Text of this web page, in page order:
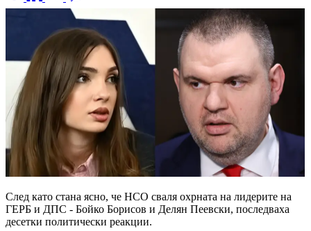
След като стана ясно, че НСО сваля охрната на лидерите на
ГЕРБ и ДПС - Бойко Борисов и Делян Пеевски, последваха
десетки политически реакции.